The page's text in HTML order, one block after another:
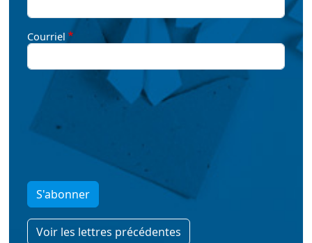
Courriel
S'abonner
Voir les lettres précédentes